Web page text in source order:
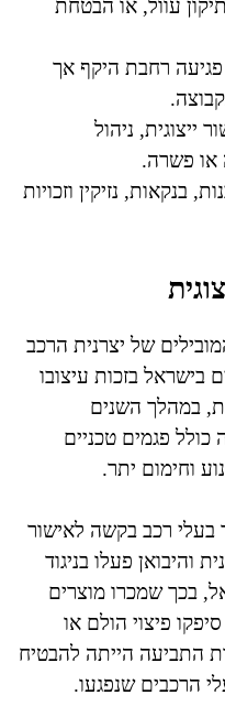
עוול, או הבטחת
רחבת היקף אך
ייצוגית, ניהול
או פשרה.
בנקאות, נזיקין וזכויות
של יצרנית הרכב
בישראל בזכות עיצובו
במהלך השנים
כולל פגמים טכניים
וחימום יתר.
בעלי רכב בקשה לאישור
והיבואן פעלו בניגוד
בכך שמכרו מוצרים
פיצוי הולם או
התביעה הייתה להבטיח
הרכבים שנפגעו.